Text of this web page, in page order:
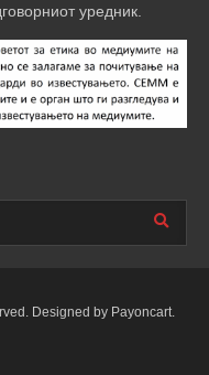
уредник.
Designed by Payoncart.